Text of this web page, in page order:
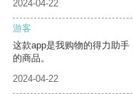
2024-04-22
游客
这款app是我购物的得力助
的商品。
2024-04-22